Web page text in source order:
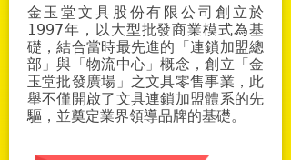
金玉堂文具股份有限公司創立於
1997年，以大型批發商業模式為基
礎，結合當時最先進的「連鎖加盟總
部」與「物流中心」概念，創立「金
玉堂批發廣場」之文具零售事業，此
舉不僅開啟了文具連鎖加盟體系的先
驅，並奠定業界領導品牌的基礎。